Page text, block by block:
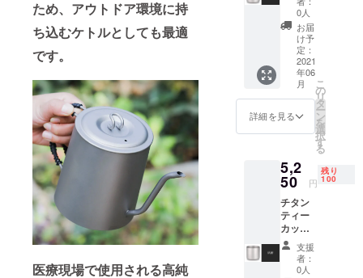
ため、アウトドア環境に持
ち込むケトルとしても最適
です。
医療現場で使用される高純
了承く
ださ
い。 ※
ご注文
状況、
使用部
材の供
給状
況、製
より出
荷時期
が遅れ
る場合
があり
ます
【税・
送料
込】 50
名様限
定価格
【一般
販売予
定価格
の7000
円から
30％オ
デザイ
ン・仕
様は変
更にな
る可能
性もご
ざいま
す。ご
了承く
0人
お届
け予
定：
2021
年06
月
詳細を見る
こ
の
リ
タ
ー
ン
を
選
択
す
る
5,2
50 円
残り
100
チタン
ティー
カップ
「∞」
1個
【税・
支援
者：
0人